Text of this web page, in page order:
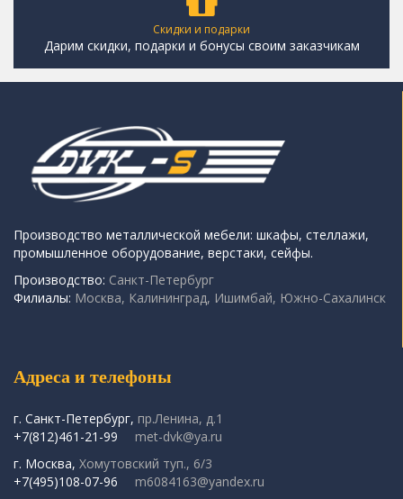
Скидки и подарки
Дарим скидки, подарки и бонусы своим заказчикам
Производство металлической мебели: шкафы, стеллажи,
промышленное оборудование, верстаки, сейфы.
Производство: Санкт-Петербург
Филиалы: Москва, Калининград, Ишимбай, Южно-Сахалинск
Адреса и телефоны
г. Санкт-Петербург, пр.Ленина, д.1
+7(812)461-21-99
met-dvk@ya.ru
г. Москва, Хомутовский туп., 6/3
+7(495)108-07-96
m6084163@yandex.ru